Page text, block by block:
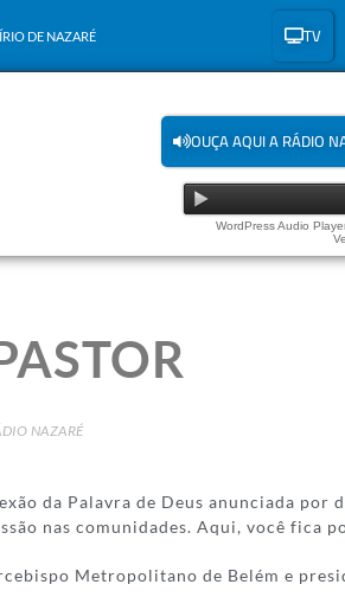
DE NAZARÉ TV
OUÇA AQUI A RÁDIO
WordPress Audio
NAZARÉ
da Palavra de Deus anunciada por
nas comunidades. Aqui, você fica
Metropolitano de Belém e